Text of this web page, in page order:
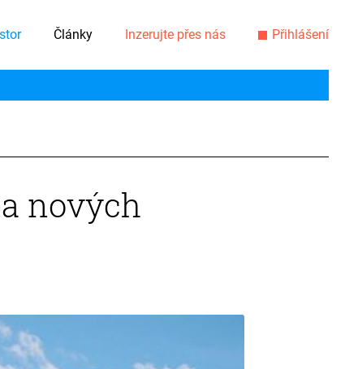
Články Inzerujte přes nás Přihlášení
nových